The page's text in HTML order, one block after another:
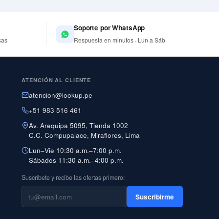
Soporte por WhatsApp
Respuesta en minutos · Lun a Sáb
ATENCIÓN AL CLIENTE
atencion@lookup.pe
+51 983 516 461
Av. Arequipa 5095, Tienda 1002
C.C. Compupalace, Miraflores, Lima
Lun–Vie 10:30 a.m.–7:00 p.m.
Sábados 11:30 a.m.–4:00 p.m.
Suscríbete y recibe las ofertas primero:
Suscribirme